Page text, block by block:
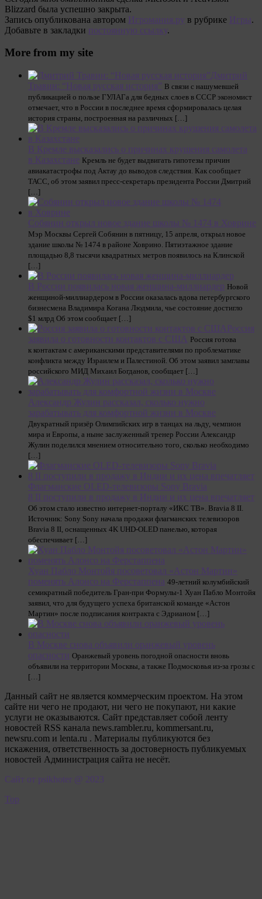
Blizzard была успешно закрыта.
Запись опубликована автором Игромания.ру в рубрике Игры.
Добавьте в закладки постоянную ссылку.
More from my site
Дмитрий
Травин: “Новая русская история” В связи с нашумевшей
публикацией о пользе ГУЛАГа для бедных слоев в СССР экономист
отмечает, что в России в последнее время сформировалась целая
история страны, построенная на различных […]
В Кремле высказались о причинах крушения самолета
в Казахстане Кремль не будет выдвигать гипотезы причин
авиакатастрофы под Актау до выводов следствия. Как сообщает
ТАСС, об этом заявил пресс-секретарь президента России Дмитрий
[…]
Собянин открыл новое здание школы № 1474 в Ховрине
Мэр Москвы Сергей Собянин в пятницу, 15 апреля, открыл новое
здание школы № 1474 в районе Ховрино. Пятиэтажное здание
площадью 8,8 тысячи квадратных метров появилось на Клинской
[…]
В России появилась новая женщина-миллиардер Новой
женщиной-миллиардером в России оказалась вдова петербургского
бизнесмена Владимира Когана Людмила, чье состояние достигло
$1 млрд Об этом сообщает […]
Россия
заявила о готовности контактов с США Россия готова
к контактам с американскими представителями по проблематике
конфликта между Израилем и Палестиной. Об этом заявил замглавы
российского МИД Михаил Богданов, сообщает […]
Александр Жулин рассказал, сколько нужно
зарабатывать для комфортной жизни в Москве
Двукратный призёр Олимпийских игр в танцах на льду, чемпион
мира и Европы, а ныне заслуженный тренер России Александр
Жулин поделился мнением относительно того, сколько необходимо
[…]
Флагманские OLED-телевизоры Sony Bravia
8 II поступили в продажу в Индии и их цена впечатляет
Об этом стало известно интернет-порталу «ИКС ТВ». Bravia 8 II.
Источник: Sony Sony начала продажи флагманских телевизоров
Bravia 8 II, оснащенных 4K UHD-OLED панелью, которая
обеспечивает […]
Хуан Пабло Монтойя посоветовал «Астон Мартин»
поменять Алонсо на Ферстаппена 49-летний колумбийский
семикратный победитель Гран-при Формулы-1 Хуан Пабло Монтойя
заявил, что для будущего успеха британской команде «Астон
Мартин» после подписания контракта с Эдрианом […]
В Москве снова объявили оранжевый уровень
опасности Оранжевый уровень погодной опасности вновь
объявили на территории Москвы, а также Подмосковья из-за грозы с
[…]
Данный сайт не является коммерческим проектом. На этом
сайте ни чего не продают, ни чего не покупают, ни какие
услуги не оказываются. Сайт представляет собой ленту
новостей RSS канала news.rambler.ru, kommersant.ru,
newsru.com и lenta.ru . Материалы публикуются без
искажения, ответственность за достоверность публикуемых
новостей Администрация сайта не несёт.
Сайт от psikhoter @ 2023
Top